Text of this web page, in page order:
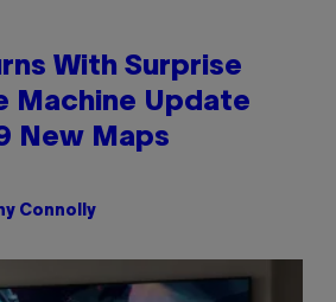
With Surprise
Machine Update
New Maps
Connolly